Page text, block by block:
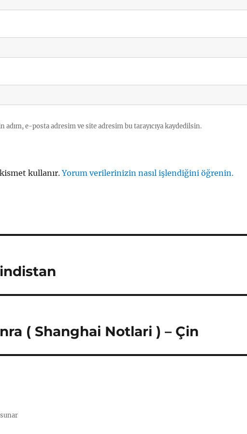
adım, e-posta adresim ve site adresim bu tarayıcıya kaydedilsin.
kullanır.Yorum verilerinizin nasıl işlendiğini öğrenin.
( Shanghai Notlari ) – Çin